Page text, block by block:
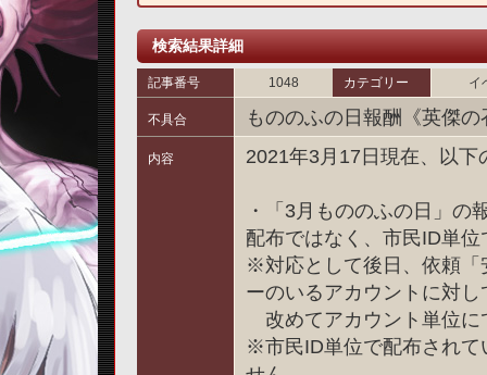
検索結果詳細
記事番号 1048 カテゴリー イ
不具合 もののふの日報酬《英傑
内容 2021年3月17日現在、以
・「3月もののふの日」の
配布ではなく、市民ID単
※対応として後日、依頼「
ーのいるアカウントに対し
改めてアカウント単位に
※市民ID単位で配布されて